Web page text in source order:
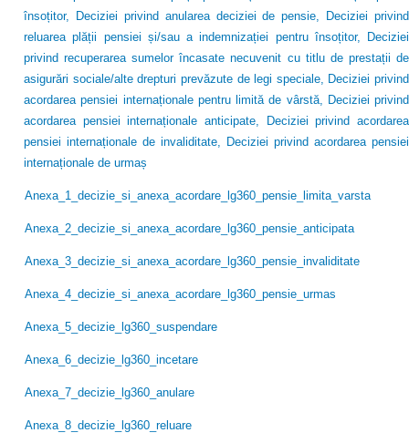
însoțitor, Deciziei privind anularea deciziei de pensie, Deciziei privind
reluarea plății pensiei și/sau a indemnizației pentru însoțitor, Deciziei
privind recuperarea sumelor încasate necuvenit cu titlu de prestații de
asigurări sociale/alte drepturi prevăzute de legi speciale, Deciziei privind
acordarea pensiei internaționale pentru limită de vârstă, Deciziei privind
acordarea pensiei internaționale anticipate, Deciziei privind acordarea
pensiei internaționale de invaliditate, Deciziei privind acordarea pensiei
internaționale de urmaș
Anexa_1_decizie_si_anexa_acordare_lg360_pensie_limita_varsta
Anexa_2_decizie_si_anexa_acordare_lg360_pensie_anticipata
Anexa_3_decizie_si_anexa_acordare_lg360_pensie_invaliditate
Anexa_4_decizie_si_anexa_acordare_lg360_pensie_urmas
Anexa_5_decizie_lg360_suspendare
Anexa_6_decizie_lg360_incetare
Anexa_7_decizie_lg360_anulare
Anexa_8_decizie_lg360_reluare